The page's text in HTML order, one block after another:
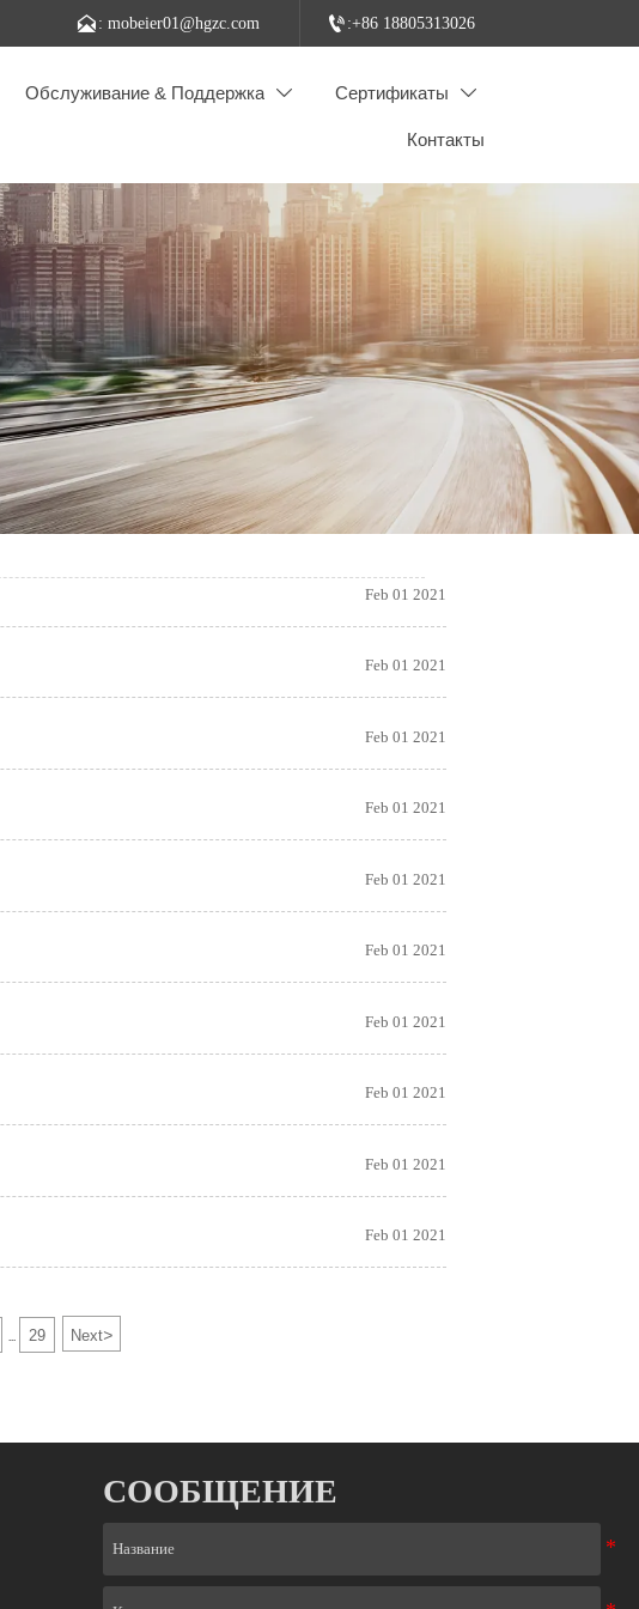
: mobeier01@hgzc.com :+86 18805313026
Обслуживание & Поддержка  Сертификаты 
Контакты
Feb 01 2021
Feb 01 2021
Feb 01 2021
Feb 01 2021
Feb 01 2021
Feb 01 2021
Feb 01 2021
Feb 01 2021
Feb 01 2021
Feb 01 2021
29 Next>
СООБЩЕНИЕ